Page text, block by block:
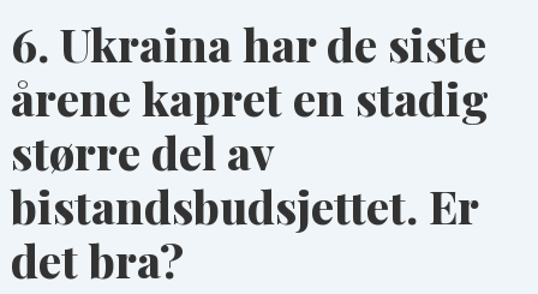
6.Ukraina har de siste
årene kapret en stadig
større del av
bistandsbudsjettet. Er
det bra?